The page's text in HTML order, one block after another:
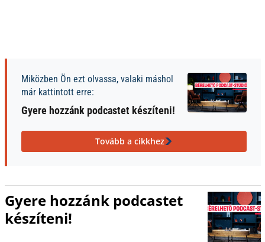
Miközben Ön ezt olvassa, valaki máshol
már kattintott erre:
Gyere hozzánk podcastet készíteni!
Tovább a cikkhez
Gyere hozzánk podcastet
készíteni!